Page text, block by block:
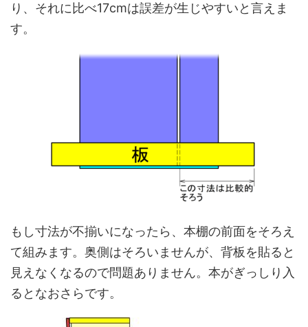
り、それに比べ17cmは誤差が生じやすいと言えま
す。
もし寸法が不揃いになったら、本棚の前面をそろえ
て組みます。奥側はそろいませんが、背板を貼ると
見えなくなるので問題ありません。本がぎっしり入
るとなおさらです。